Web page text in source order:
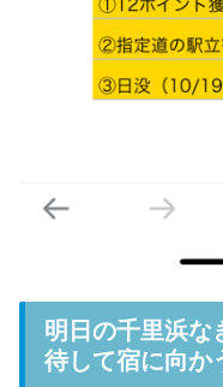
明日の千里浜な
待して宿に向か